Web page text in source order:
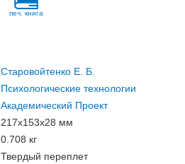
печ. книга
Старовойтенко Е. Б.
Психологические технологии
Академический Проект
217x153x28 мм
0.708 кг
Твердый переплет